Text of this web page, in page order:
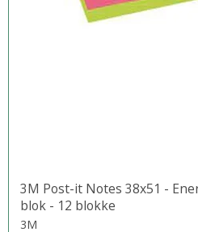
3M Post-it Notes 38x51 -
blok - 12 blokke
3M